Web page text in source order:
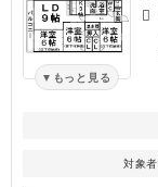
もっと見る
対象